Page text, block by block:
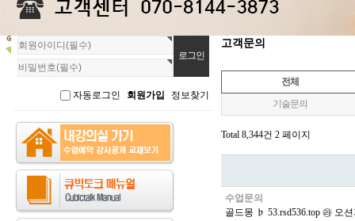
회
원
로
자동로그인 회원가입 정보찾기
고객문의
전체
기술문의
Total 8,344건 2 페이지
수업문의
골드몽 ♭ 53.rsd536.top ㉱ 오